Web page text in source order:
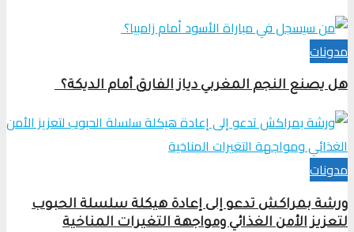
مدونات
هل يصنع النجم المغربي دياز الفارق أمام الديكة؟
مدونات
ورشة بمراكش تدعو إلى إعادة هيكلة سلسلة الحبوب
لتعزيز الأمن الغذائي ومواجهة التغيرات المناخية